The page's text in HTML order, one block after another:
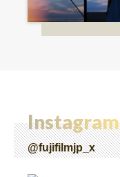
Instagram
@fujifilmjp_x